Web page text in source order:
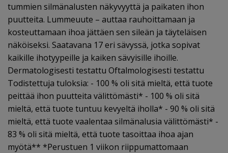
tummien silmänalusten näkyvyyttä ja paikaten ihon
puutteita. Lummeuute – auttaa rauhoittamaan ja
kosteuttamaan ihoa jättäen sen sileän ja täyteläisen
näköiseksi. Saatavana 17 eri sävyssä, jotka sopivat
kaikille ihotyypeille ja kaiken sävyisille ihoille.
Dermatologisesti testattu Oftalmologisesti testattu
Todistettuja tuloksia: - 100 % oli sitä mieltä, että tuote
peittää ihon puutteita välittömästi* - 100 % oli sitä
mieltä, että tuote tuntuu kevyeltä iholla* - 90 % oli sitä
mieltä, että tuote vaalentaa silmänalusia välittömästi* -
83 % oli sitä mieltä, että tuote tasoittaa ihoa ajan
myötä** *Perustuen 1 viikon riippumattomaan